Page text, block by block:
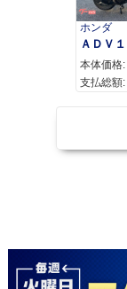
ホンダ
本体価格:
支払総額: